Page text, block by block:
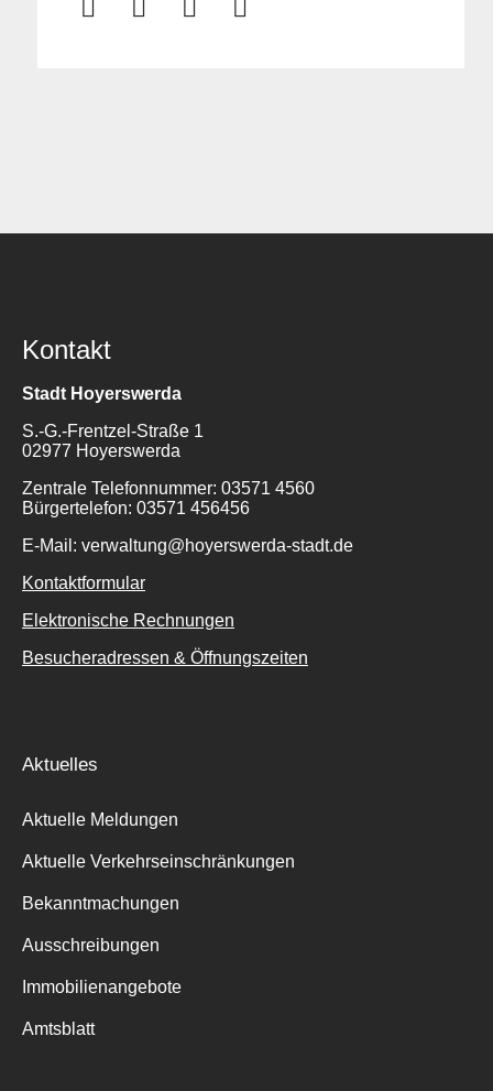
Kontakt
Stadt Hoyerswerda
S.-G.-Frentzel-Straße 1
02977 Hoyerswerda
Zentrale Telefonnummer: 03571 4560
Bürgertelefon: 03571 456456
E-Mail: verwaltung@hoyerswerda-stadt.de
Kontaktformular
Elektronische Rechnungen
Besucheradressen & Öffnungszeiten
Aktuelles
Aktuelle Meldungen
Aktuelle Verkehrseinschränkungen
Bekanntmachungen
Ausschreibungen
Immobilienangebote
Amtsblatt